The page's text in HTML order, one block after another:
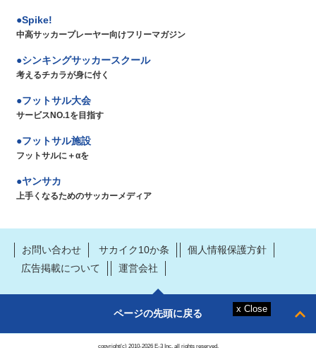
Spike!
中高サッカープレーヤー向けフリーマガジン
シンキングサッカースクール
考えるチカラが身に付く
フットサル大会
サービスNO.1を目指す
フットサル施設
フットサルに＋αを
ヤンサカ
上手くなるためのサッカーメディア
お問い合わせ サカイク10か条
個人情報保護方針
広告掲載について
運営会社
ページの先頭に戻る
copyright(c) 2010-2026 E-3 Inc. all rights reserved.